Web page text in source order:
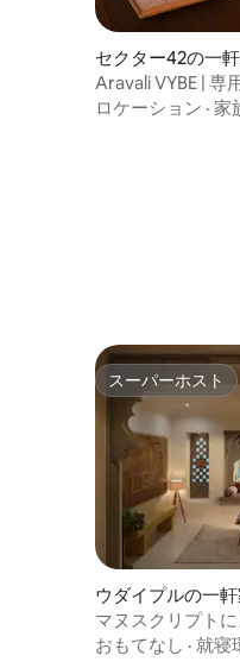
セクター42の一
Aravali VYBE | 専
きのワンルーム
ロケーション · 家
スーパーホスト
スーパーホスト
ウダイプルの一
マヌスクリプト
おもてなし · 就寝